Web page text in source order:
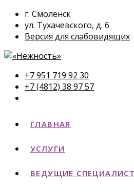
г. Смоленск
ул. Тухачевского, д. 6
Версия для слабовидящих
+7 951 719 92 30
+7 (4812) 38 97 57
ГЛАВНАЯ
УСЛУГИ
ВЕДУЩИЕ